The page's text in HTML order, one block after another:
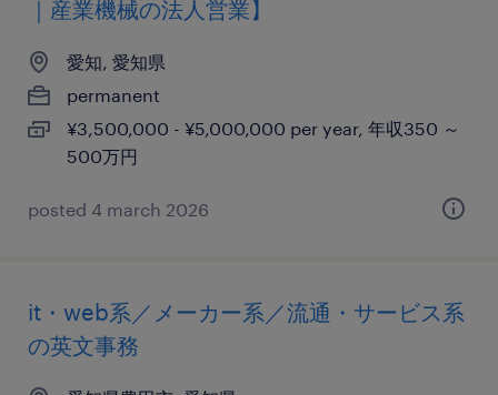
｜産業機械の法人営業】
愛知, 愛知県
permanent
¥3,500,000 - ¥5,000,000 per year, 年収350 ～
500万円
posted 4 march 2026
it・web系／メーカー系／流通・サービス系
の英文事務